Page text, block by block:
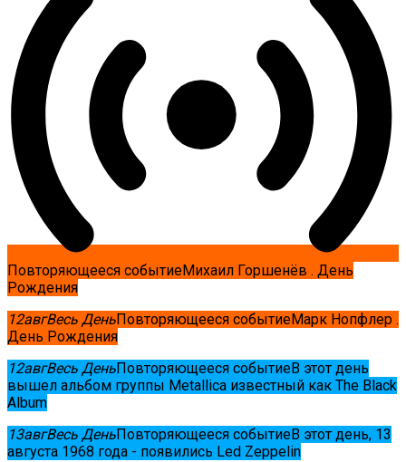
Повторяющееся событиеМихаил Горшенёв . День
Рождения
12авгВесь ДеньПовторяющееся событиеМарк Нопфлер .
День Рождения
12авгВесь ДеньПовторяющееся событиеВ этот день
вышел альбом группы Metallica известный как The Black
Album
13авгВесь ДеньПовторяющееся событиеВ этот день, 13
августа 1968 года - появились Led Zeppelin